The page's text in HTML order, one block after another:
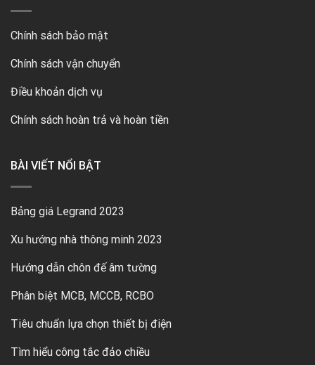
Chính sách bảo mật
Chính sách vận chuyển
Điều khoản dịch vụ
Chính sách hoàn trả và hoàn tiền
BÀI VIẾT NỔI BẬT
Bảng giá Legrand 2023
Xu hướng nhà thông minh 2023
Hướng dẫn chôn đế âm tường
Phân biệt MCB, MCCB, RCBO
Tiêu chuẩn lựa chọn thiết bị điện
Tìm hiểu công tắc đảo chiều